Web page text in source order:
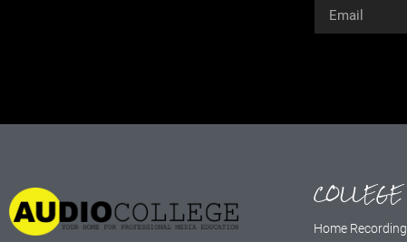
COLLEGE
Home Recording